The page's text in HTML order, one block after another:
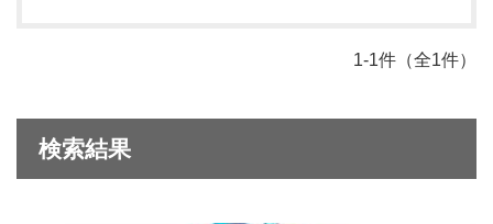
1-1件（全1件）
検索結果